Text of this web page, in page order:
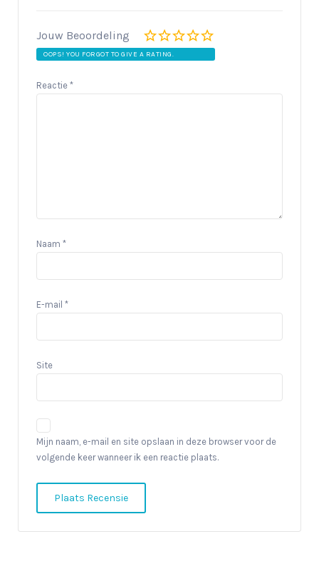
Jouw Beoordeling
OOPS! YOU FORGOT TO GIVE A RATING.
Reactie *
Naam *
E-mail *
Site
Mijn naam, e-mail en site opslaan in deze browser voor de
volgende keer wanneer ik een reactie plaats.